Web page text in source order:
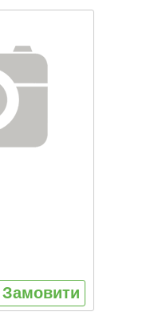
Замовити